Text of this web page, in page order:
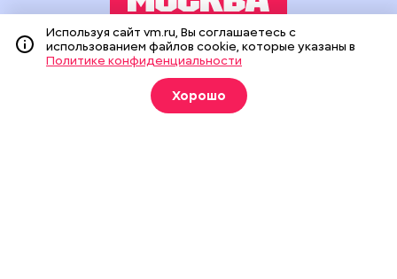
Издание создано при финансовой поддержке Департамента
средств массовой информации и рекламы города Москвы.
На сайте применяются рекомендательные технологии
(информационные технологии предоставления информации
на основе сбора, систематизации и анализа сведений,
Используя сайт vm.ru, Вы соглашаетесь с
использованием файлов cookie, которые указаны в
Политике конфиденциальности
Хорошо